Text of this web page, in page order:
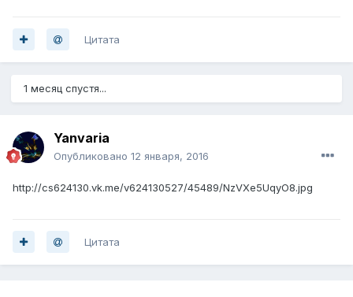
Цитата
1 месяц спустя...
Yanvaria
Опубликовано 12 января, 2016
http://cs624130.vk.me/v624130527/45489/NzVXe5UqyO8.jpg
Цитата